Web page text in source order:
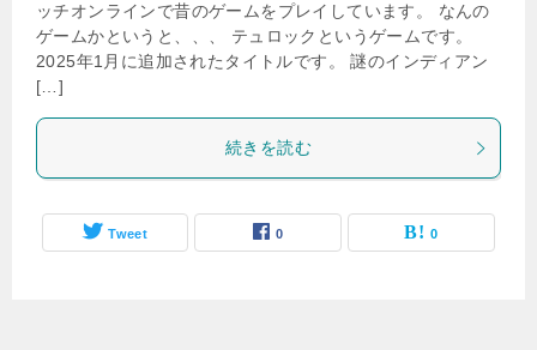
ッチオンラインで昔のゲームをプレイしています。 なんの
ゲームかというと、、、 テュロックというゲームです。
2025年1月に追加されたタイトルです。 謎のインディアン
[…]
続きを読む
Tweet 0 0